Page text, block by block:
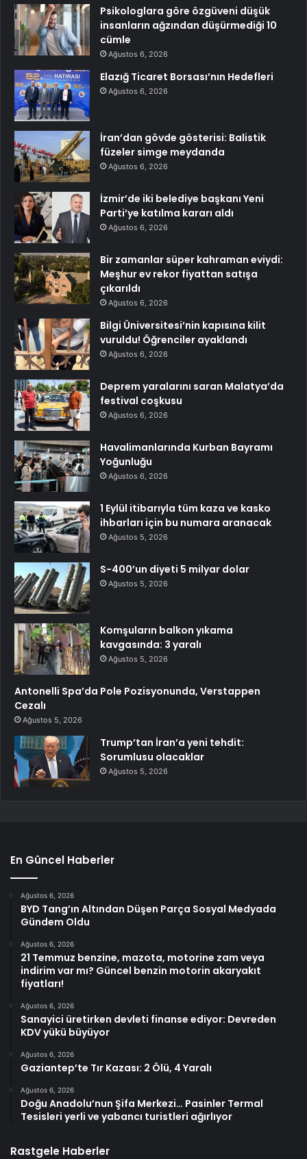
Psikologlara göre özgüveni düşük
insanların ağzından düşürmediği 10
cümle
Ağustos 6, 2026
Elazığ Ticaret Borsası’nın Hedefleri
Ağustos 6, 2026
İran’dan gövde gösterisi: Balistik
füzeler simge meydanda
Ağustos 6, 2026
İzmir’de iki belediye başkanı Yeni
Parti’ye katılma kararı aldı
Ağustos 6, 2026
Bir zamanlar süper kahraman eviydi:
Meşhur ev rekor fiyattan satışa
çıkarıldı
Ağustos 6, 2026
Bilgi Üniversitesi’nin kapısına kilit
vuruldu! Öğrenciler ayaklandı
Ağustos 6, 2026
Deprem yaralarını saran Malatya’da
festival coşkusu
Ağustos 6, 2026
Havalimanlarında Kurban Bayramı
Yoğunluğu
Ağustos 6, 2026
1 Eylül itibarıyla tüm kaza ve kasko
ihbarları için bu numara aranacak
Ağustos 5, 2026
S-400’un diyeti 5 milyar dolar
Ağustos 5, 2026
Komşuların balkon yıkama
kavgasında: 3 yaralı
Ağustos 5, 2026
Antonelli Spa’da Pole Pozisyonunda, Verstappen
Cezalı
Ağustos 5, 2026
Trump’tan İran’a yeni tehdit:
Sorumlusu olacaklar
Ağustos 5, 2026
En Güncel Haberler
Ağustos 6, 2026
BYD Tang’ın Altından Düşen Parça Sosyal Medyada
Gündem Oldu
Ağustos 6, 2026
21 Temmuz benzine, mazota, motorine zam veya
indirim var mı? Güncel benzin motorin akaryakıt
fiyatları!
Ağustos 6, 2026
Sanayici üretirken devleti finanse ediyor: Devreden
KDV yükü büyüyor
Ağustos 6, 2026
Gaziantep’te Tır Kazası: 2 Ölü, 4 Yaralı
Ağustos 6, 2026
Doğu Anadolu’nun Şifa Merkezi… Pasinler Termal
Tesisleri yerli ve yabancı turistleri ağırlıyor
Rastgele Haberler